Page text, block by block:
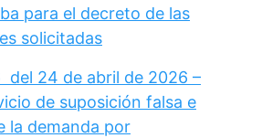
para el decreto de las
solicitadas
del 24 de abril de 2026 –
de suposición falsa e
la demanda por